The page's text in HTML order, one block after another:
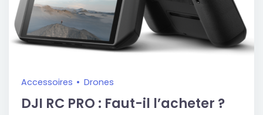
DJI RC PRO : Faut-il l’acheter ?
Accessoires Drones